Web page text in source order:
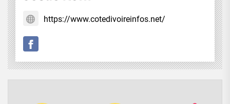
https://www.cotedivoireinfos.net/